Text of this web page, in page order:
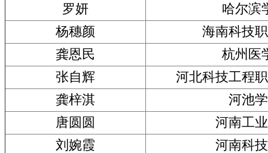
罗妍
哈尔滨
杨穗颜
海南科技
龚恩民
杭州医
张自辉
河北科技工程
龚梓淇
河池
唐圆圆
河南工
刘婉霞
河南科